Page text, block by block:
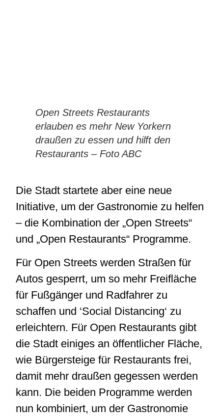
Open Streets Restaurants
erlauben es mehr New Yorkern
draußen zu essen und hilft den
Restaurants – Foto ABC
Die Stadt startete aber eine neue
Initiative, um der Gastronomie zu helfen
– die Kombination der „Open Streets“
und „Open Restaurants“ Programme.
Für Open Streets werden Straßen für
Autos gesperrt, um so mehr Freifläche
für Fußgänger und Radfahrer zu
schaffen und ‘Social Distancing‘ zu
erleichtern. Für Open Restaurants gibt
die Stadt einiges an öffentlicher Fläche,
wie Bürgersteige für Restaurants frei,
damit mehr draußen gegessen werden
kann. Die beiden Programme werden
nun kombiniert, um der Gastronomie